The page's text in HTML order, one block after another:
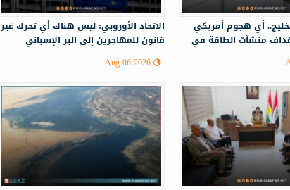
الاتحاد الأوروبي: ليس هناك أي تحرك غير
قانون للمهاجرين إلى البر الإسباني
Aug 06 2026
أي هجوم أمريكي
منشآت الطاقة في